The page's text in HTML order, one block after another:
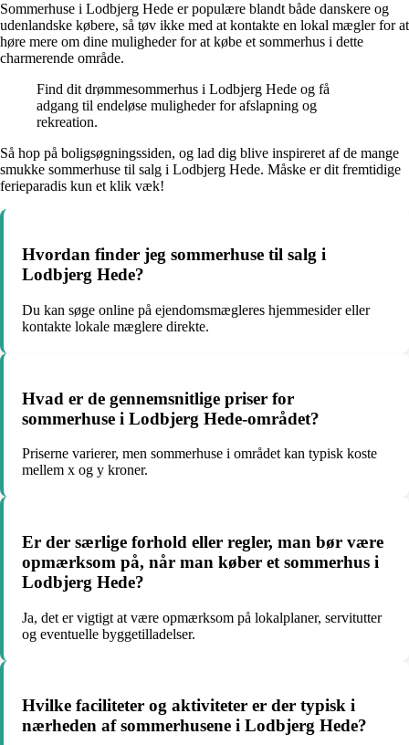
Sommerhuse i Lodbjerg Hede er populære blandt både danskere og
udenlandske købere, så tøv ikke med at kontakte en lokal mægler for at
høre mere om dine muligheder for at købe et sommerhus i dette
charmerende område.
Find dit drømmesommerhus i Lodbjerg Hede og få
adgang til endeløse muligheder for afslapning og
rekreation.
Så hop på boligsøgningssiden, og lad dig blive inspireret af de mange
smukke sommerhuse til salg i Lodbjerg Hede. Måske er dit fremtidige
ferieparadis kun et klik væk!
Hvordan finder jeg sommerhuse til salg i
Lodbjerg Hede?
Du kan søge online på ejendomsmægleres hjemmesider eller
kontakte lokale mæglere direkte.
Hvad er de gennemsnitlige priser for
sommerhuse i Lodbjerg Hede-området?
Priserne varierer, men sommerhuse i området kan typisk koste
mellem x og y kroner.
Er der særlige forhold eller regler, man bør være
opmærksom på, når man køber et sommerhus i
Lodbjerg Hede?
Ja, det er vigtigt at være opmærksom på lokalplaner, servitutter
og eventuelle byggetilladelser.
Hvilke faciliteter og aktiviteter er der typisk i
nærheden af sommerhusene i Lodbjerg Hede?